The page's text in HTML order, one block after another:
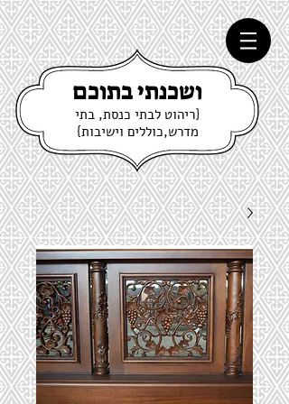
ושכנתי בתוכם
{ריהוט לבתי כנסת, בתי
מדרש,כוללים וישיבות}